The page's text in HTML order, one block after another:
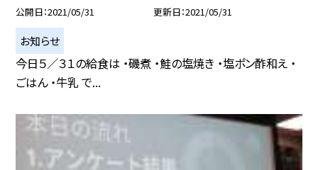
公開日 2021/05/31 更新日 2021/05/31
お知らせ
今日５／３１の給食は ・磯煮 ・鮭の塩焼き ・塩ポン酢和え ・
ごはん ・牛乳 で...